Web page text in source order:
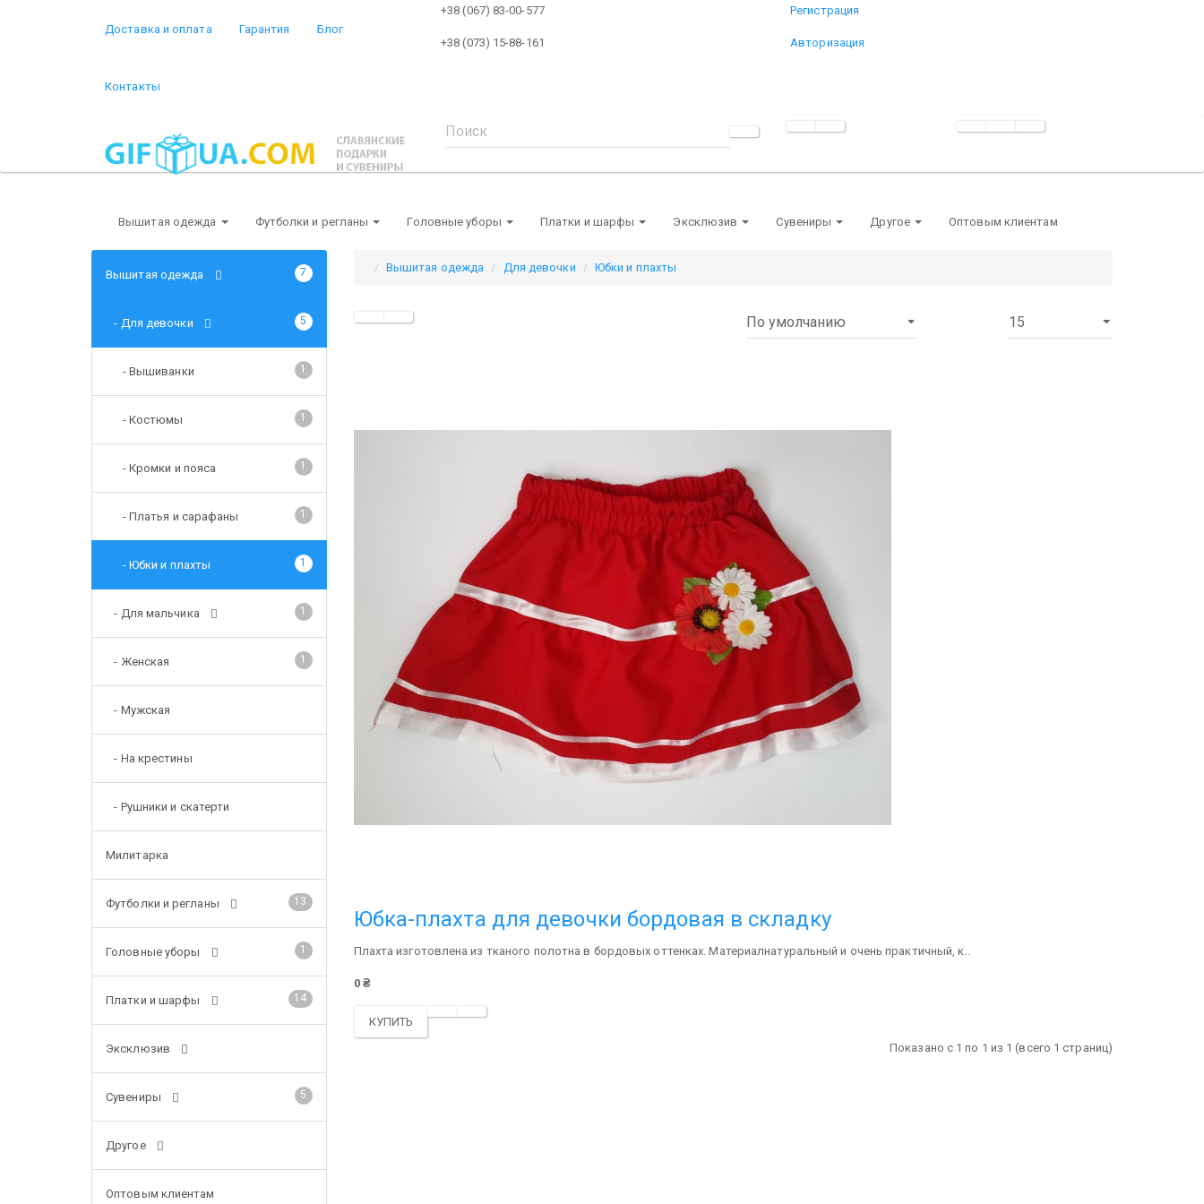
Доставка и оплата Гарантия Блог
Контакты
+38 (067) 83-00-577
+38 (073) 15-88-161
Регистрация
Авторизация
Вышитая одежда Футболки и регланы Головные уборы Платки и шарфы Эксклюзив Сувениры Другое Оптовым клиентам
Вышитая одежда 7
- Для девочки 5
- Вышиванки 1
- Костюмы 1
- Кромки и пояса 1
- Платья и сарафаны 1
- Юбки и плахты 1
- Для мальчика 1
- Женская 1
- Мужская
- На крестины
- Рушники и скатерти
Милитарка
Футболки и регланы 13
Головные уборы 1
Платки и шарфы 14
Эксклюзив
Сувениры 5
Другое
Оптовым клиентам
Вышитая одежда Для девочки Юбки и плахты
Юбка-плахта для девочки бордовая в складку
Плахта изготовлена из тканого полотна в бордовых оттенках. Материалнатуральный и очень практичный, к..
0 ₴
КУПИТЬ
Показано с 1 по 1 из 1 (всего 1 страниц)